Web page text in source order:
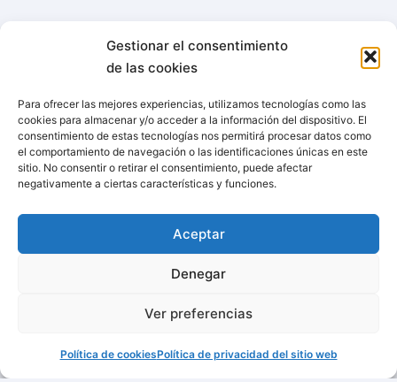
Gestionar el consentimiento
de las cookies
Para ofrecer las mejores experiencias, utilizamos tecnologías como las
cookies para almacenar y/o acceder a la información del dispositivo. El
consentimiento de estas tecnologías nos permitirá procesar datos como
el comportamiento de navegación o las identificaciones únicas en este
sitio. No consentir o retirar el consentimiento, puede afectar
negativamente a ciertas características y funciones.
Aceptar
Denegar
Ver preferencias
Política de cookiesPolítica de privacidad del sitio web